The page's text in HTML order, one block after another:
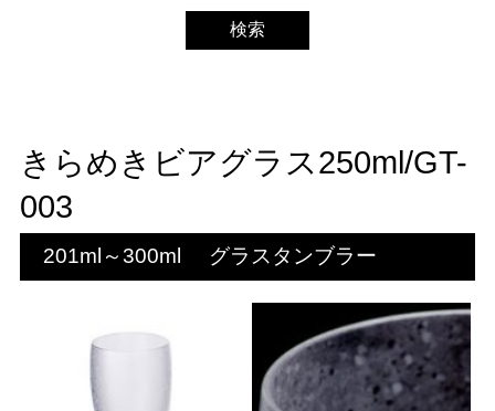
きらめきビアグラス250ml/GT-
003
201ml～300ml グラスタンブラー